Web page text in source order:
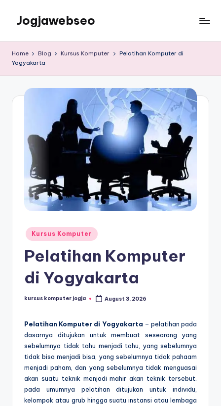
Jogjawebseo
Home Blog Kursus Komputer
Pelatihan Komputer di
Yogyakarta
Kursus Komputer
Pelatihan Komputer
di Yogyakarta
kursus komputer jogja August 3, 2026
Pelatihan Komputer di Yogyakarta – pelatihan pada
dasarnya ditujukan untuk membuat seseorang yang
sebelumnya tidak tahu menjadi tahu, yang sebelumnya
tidak bisa menjadi bisa, yang sebelumnya tidak pahaam
menjadi paham, dan yang sebelumnya tidak menguasai
akan suatu teknik menjadi mahir akan teknik tersebut.
pada umumnya pelatihan ditujukan untuk individu,
kelompok atau grub hingga suatu instansi atau lembaga